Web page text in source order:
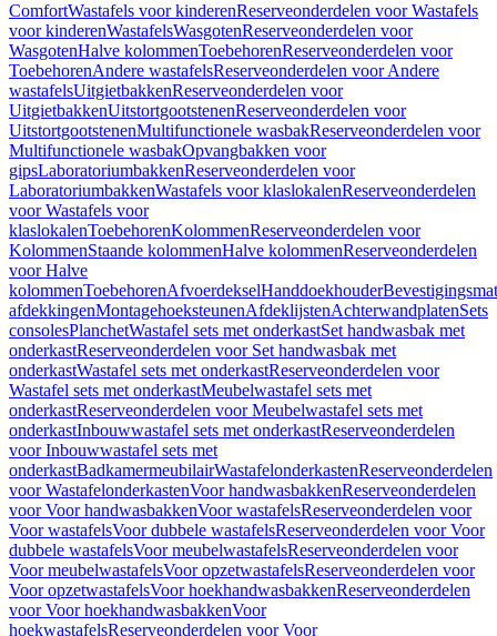
ComfortWastafels voor kinderenReserveonderdelen voor Wastafels
voor kinderenWastafelsWasgotenReserveonderdelen voor
WasgotenHalve kolommenToebehorenReserveonderdelen voor
ToebehorenAndere wastafelsReserveonderdelen voor Andere
wastafelsUitgietbakkenReserveonderdelen voor
UitgietbakkenUitstortgootstenenReserveonderdelen voor
UitstortgootstenenMultifunctionele wasbakReserveonderdelen voor
Multifunctionele wasbakOpvangbakken voor
gipsLaboratoriumbakkenReserveonderdelen voor
LaboratoriumbakkenWastafels voor klaslokalenReserveonderdelen
voor Wastafels voor
klaslokalenToebehorenKolommenReserveonderdelen voor
KolommenStaande kolommenHalve kolommenReserveonderdelen
voor Halve
kolommenToebehorenAfvoerdekselHanddoekhouder
afdekkingenMontagehoeksteunenAfdeklijstenAchterwandplatenSets
consolesPlanchetWastafel sets met onderkastSet handwasbak met
onderkastReserveonderdelen voor Set handwasbak met
onderkastWastafel sets met onderkastReserveonderdelen voor
Wastafel sets met onderkastMeubelwastafel sets met
onderkastReserveonderdelen voor Meubelwastafel sets met
onderkastInbouwwastafel sets met onderkastReserveonderdelen
voor Inbouwwastafel sets met
onderkastBadkamermeubilairWastafelonderkastenReserveonderdelen
voor WastafelonderkastenVoor handwasbakkenReserveonderdelen
voor Voor handwasbakkenVoor wastafelsReserveonderdelen voor
Voor wastafelsVoor dubbele wastafelsReserveonderdelen voor Voor
dubbele wastafelsVoor meubelwastafelsReserveonderdelen voor
Voor meubelwastafelsVoor opzetwastafelsReserveonderdelen voor
Voor opzetwastafelsVoor hoekhandwasbakkenReserveonderdelen
voor Voor hoekhandwasbakkenVoor
hoekwastafelsReserveonderdelen voor Voor